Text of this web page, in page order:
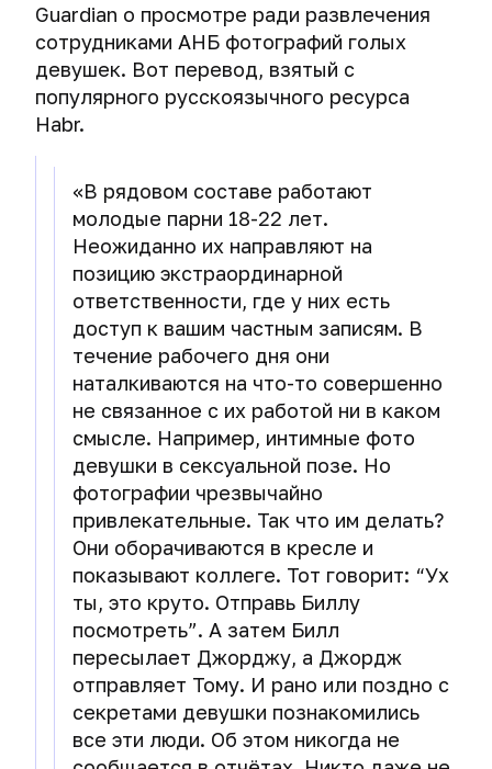
Guardian о просмотре ради развлечения
сотрудниками АНБ фотографий голых
девушек. Вот перевод, взятый с
популярного русскоязычного ресурса
Habr.
«В рядовом составе работают
молодые парни 18-22 лет.
Неожиданно их направляют на
позицию экстраординарной
ответственности, где у них есть
доступ к вашим частным записям. В
течение рабочего дня они
наталкиваются на что-то совершенно
не связанное с их работой ни в каком
смысле. Например, интимные фото
девушки в сексуальной позе. Но
фотографии чрезвычайно
привлекательные. Так что им делать?
Они оборачиваются в кресле и
показывают коллеге. Тот говорит: “Ух
ты, это круто. Отправь Биллу
посмотреть”. А затем Билл
пересылает Джорджу, а Джордж
отправляет Тому. И рано или поздно с
секретами девушки познакомились
все эти люди. Об этом никогда не